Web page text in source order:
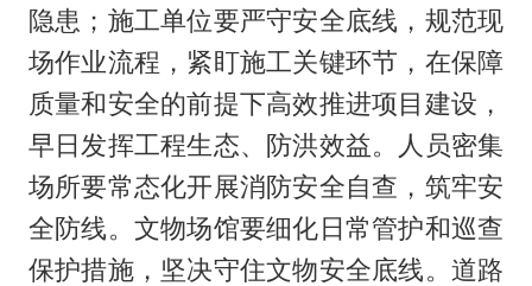
隐患；施工单位要严守安全底线，规范现
场作业流程，紧盯施工关键环节，在保障
质量和安全的前提下高效推进项目建设，
早日发挥工程生态、防洪效益。人员密集
场所要常态化开展消防安全自查，筑牢安
全防线。文物场馆要细化日常管护和巡查
保护措施，坚决守住文物安全底线。道路